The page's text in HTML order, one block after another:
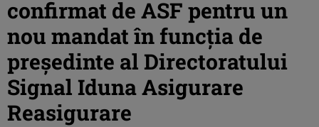
confirmat de ASF pentru un
nou mandat în funcția de
președinte al Directoratului
Signal Iduna Asigurare
Reasigurare